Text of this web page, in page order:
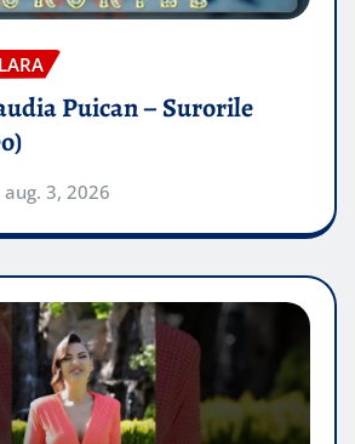
Puican – Surorile
aug. 3, 2026